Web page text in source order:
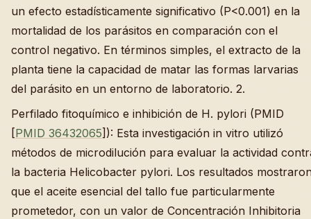
un efecto estadísticamente significativo (P<0.001) en la
mortalidad de los parásitos en comparación con el
control negativo. En términos simples, el extracto de la
planta tiene la capacidad de matar las formas larvarias
del parásito en un entorno de laboratorio. 2.
Perfilado fitoquímico e inhibición de H. pylori (PMID
[PMID 36432065]): Esta investigación in vitro utilizó
métodos de microdilución para evaluar la actividad
la bacteria Helicobacter pylori. Los resultados
que el aceite esencial del tallo fue particularmente
prometedor, con un valor de Concentración Inhibitoria